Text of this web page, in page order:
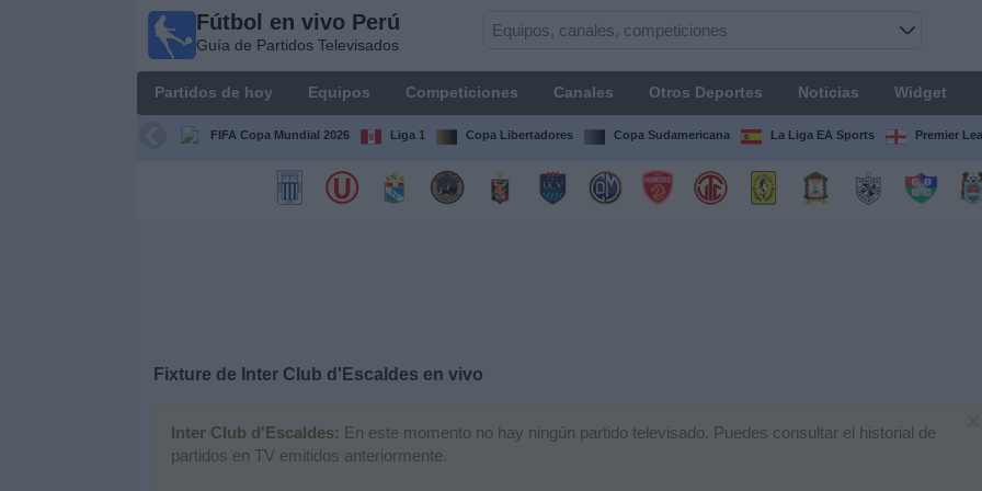
Fútbol en vivo Perú
Guía de Partidos Televisados
Partidos de hoy Equipos Competiciones Canales Otros Deportes Noticias Widget
FIFA Copa Mundial 2026 Liga 1 Copa Libertadores Copa Sudamericana La Liga EA Sports Premier
Fixture de Inter Club d'Escaldes en vivo
Inter Club d'Escaldes: En este momento no hay ningún partido televisado. Puedes consultar el historial de
partidos en TV emitidos anteriormente.